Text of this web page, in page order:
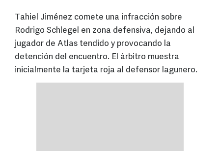
Tahiel Jiménez comete una infracción sobre
Rodrigo Schlegel en zona defensiva, dejando al
jugador de Atlas tendido y provocando la
detención del encuentro. El árbitro muestra
inicialmente la tarjeta roja al defensor lagunero.